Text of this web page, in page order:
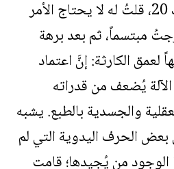
وقال حسابك 20، قلتُ له لا يحتاج الأمر
مبتسماً، ثم بعد برهة
لعمق الكارثة: إنَّ اعتماد
يُضعف من قدراته
والجسدية بالطبع. يشبه
بعض الحرف اليدوية التي لم
من يُجيدها؛ قامت